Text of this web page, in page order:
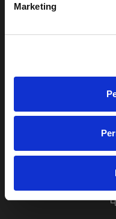
Marketing
Evenimente
festivaluri
Pentru copii